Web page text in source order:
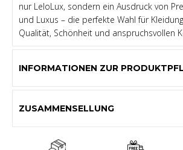
nur LeloLux, sondern ein Ausdruck von
und Luxus – die perfekte Wahl für
Qualität, Schönheit und anspruchsvollen
INFORMATIONEN ZUR
ZUSAMMENSELLUNG